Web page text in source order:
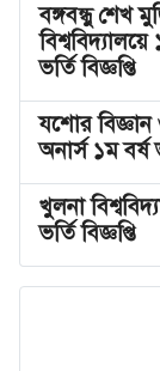
বঙ্গবন্ধু শেখ
ভর্তি বিজ্ঞপ্তি
যশোর বিজ্ঞান
অনার্স ১ম বর্ষ
খুলনা
ভর্তি বিজ্ঞপ্তি